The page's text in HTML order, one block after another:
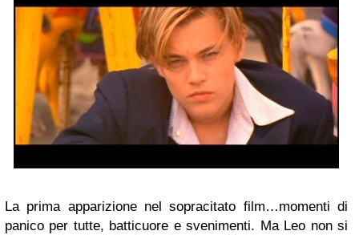
La prima apparizione nel sopracitato film…momenti di
panico per tutte, batticuore e svenimenti. Ma Leo non si